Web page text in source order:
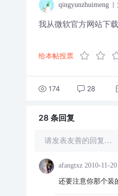
qingyunzhuimeng
我从微软官方网站下
给本帖投票
174 28
28 条回复
请发表友善的回复…
afangtxz 2010-11-20
还要注意你那个装